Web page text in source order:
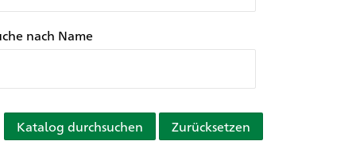
nach Name
Katalog durchsuchen Zurücksetzen